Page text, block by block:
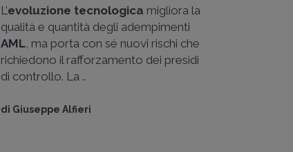
L’evoluzione tecnologica migliora la
qualità e quantità degli adempimenti
AML , ma porta con sé nuovi rischi che
richiedono il rafforzamento dei presidi
di controllo. La ..
di Giuseppe Alfieri